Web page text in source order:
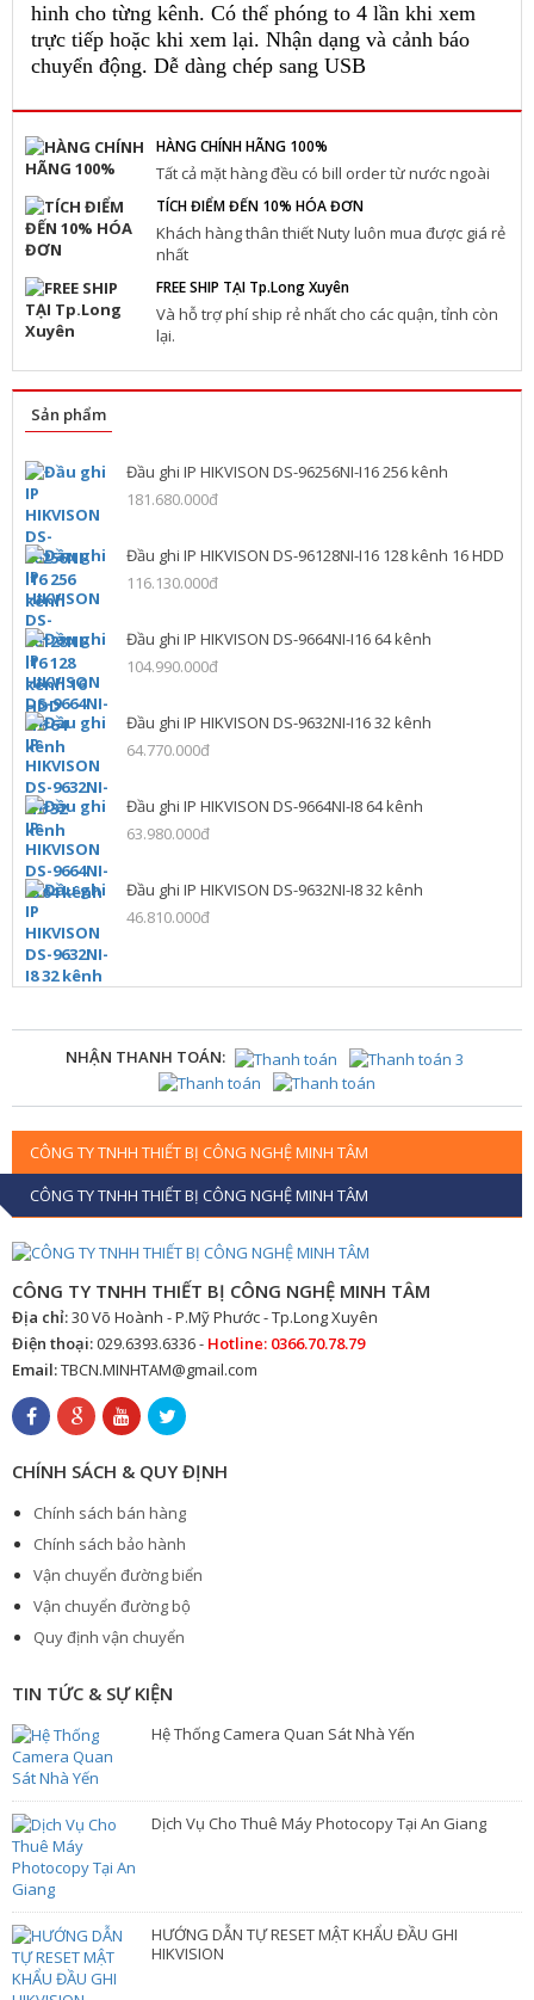
hinh cho từng kênh. Có thể phóng to 4 lần khi xem
trực tiếp hoặc khi xem lại. Nhận dạng và cảnh báo
chuyển động. Dễ dàng chép sang USB
HÀNG CHÍNH HÃNG 100%
Tất cả mặt hàng đều có bill order từ nước ngoài
TÍCH ĐIỂM ĐẾN 10% HÓA ĐƠN
Khách hàng thân thiết Nuty luôn mua được giá rẻ
nhất
FREE SHIP TẠI Tp.Long Xuyên
Và hỗ trợ phí ship rẻ nhất cho các quận, tỉnh còn
lại.
Sản phẩm
Đầu ghi IP HIKVISON DS-96256NI-I16 256 kênh
181.680.000đ
Đầu ghi IP HIKVISON DS-96128NI-I16 128 kênh 16 HDD
116.130.000đ
Đầu ghi IP HIKVISON DS-9664NI-I16 64 kênh
104.990.000đ
Đầu ghi IP HIKVISON DS-9632NI-I16 32 kênh
64.770.000đ
Đầu ghi IP HIKVISON DS-9664NI-I8 64 kênh
63.980.000đ
Đầu ghi IP HIKVISON DS-9632NI-I8 32 kênh
46.810.000đ
NHẬN THANH TOÁN:
CÔNG TY TNHH THIẾT BỊ CÔNG NGHỆ MINH TÂM
CÔNG TY TNHH THIẾT BỊ CÔNG NGHỆ MINH TÂM
CÔNG TY TNHH THIẾT BỊ CÔNG NGHỆ MINH TÂM
Địa chỉ:30 Võ Hoành - P.Mỹ Phước - Tp.Long Xuyên
Điện thoại:029.6393.6336 - Hotline: 0366.70.78.79
Email:TBCN.MINHTAM@gmail.com
CHÍNH SÁCH & QUY ĐỊNH
Chính sách bán hàng
Chính sách bảo hành
Vận chuyển đường biển
Vận chuyển đường bộ
Quy định vận chuyển
TIN TỨC & SỰ KIỆN
Hệ Thống Camera Quan Sát Nhà Yến
Dịch Vụ Cho Thuê Máy Photocopy Tại An Giang
HƯỚNG DẪN TỰ RESET MẬT KHẨU ĐẦU GHI
HIKVISION